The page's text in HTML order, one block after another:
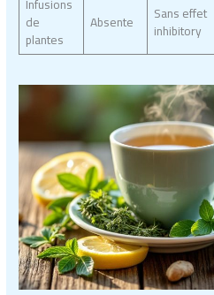
de
plantes
Absente Sans effet
inhibitory